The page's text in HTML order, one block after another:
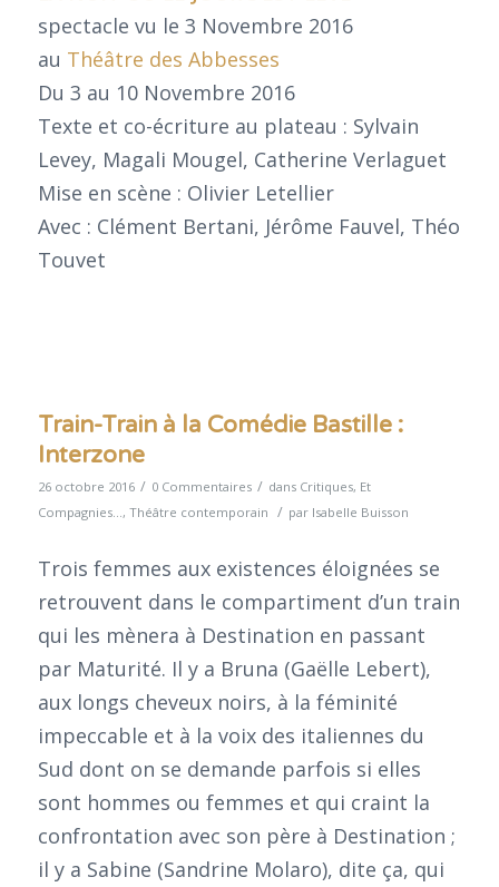
spectacle vu le 3 Novembre 2016
au Théâtre des Abbesses
Du 3 au 10 Novembre 2016
Texte et co-écriture au plateau : Sylvain
Levey, Magali Mougel, Catherine Verlaguet
Mise en scène : Olivier Letellier
Avec : Clément Bertani, Jérôme Fauvel, Théo
Touvet
Train-Train à la Comédie Bastille :
Interzone
26 octobre 2016 / 0 Commentaires / dans Critiques, Et
Compagnies..., Théâtre contemporain / par Isabelle Buisson
Trois femmes aux existences éloignées se
retrouvent dans le compartiment d’un train
qui les mènera à Destination en passant
par Maturité. Il y a Bruna (Gaëlle Lebert),
aux longs cheveux noirs, à la féminité
impeccable et à la voix des italiennes du
Sud dont on se demande parfois si elles
sont hommes ou femmes et qui craint la
confrontation avec son père à Destination ;
il y a Sabine (Sandrine Molaro), dite ça, qui